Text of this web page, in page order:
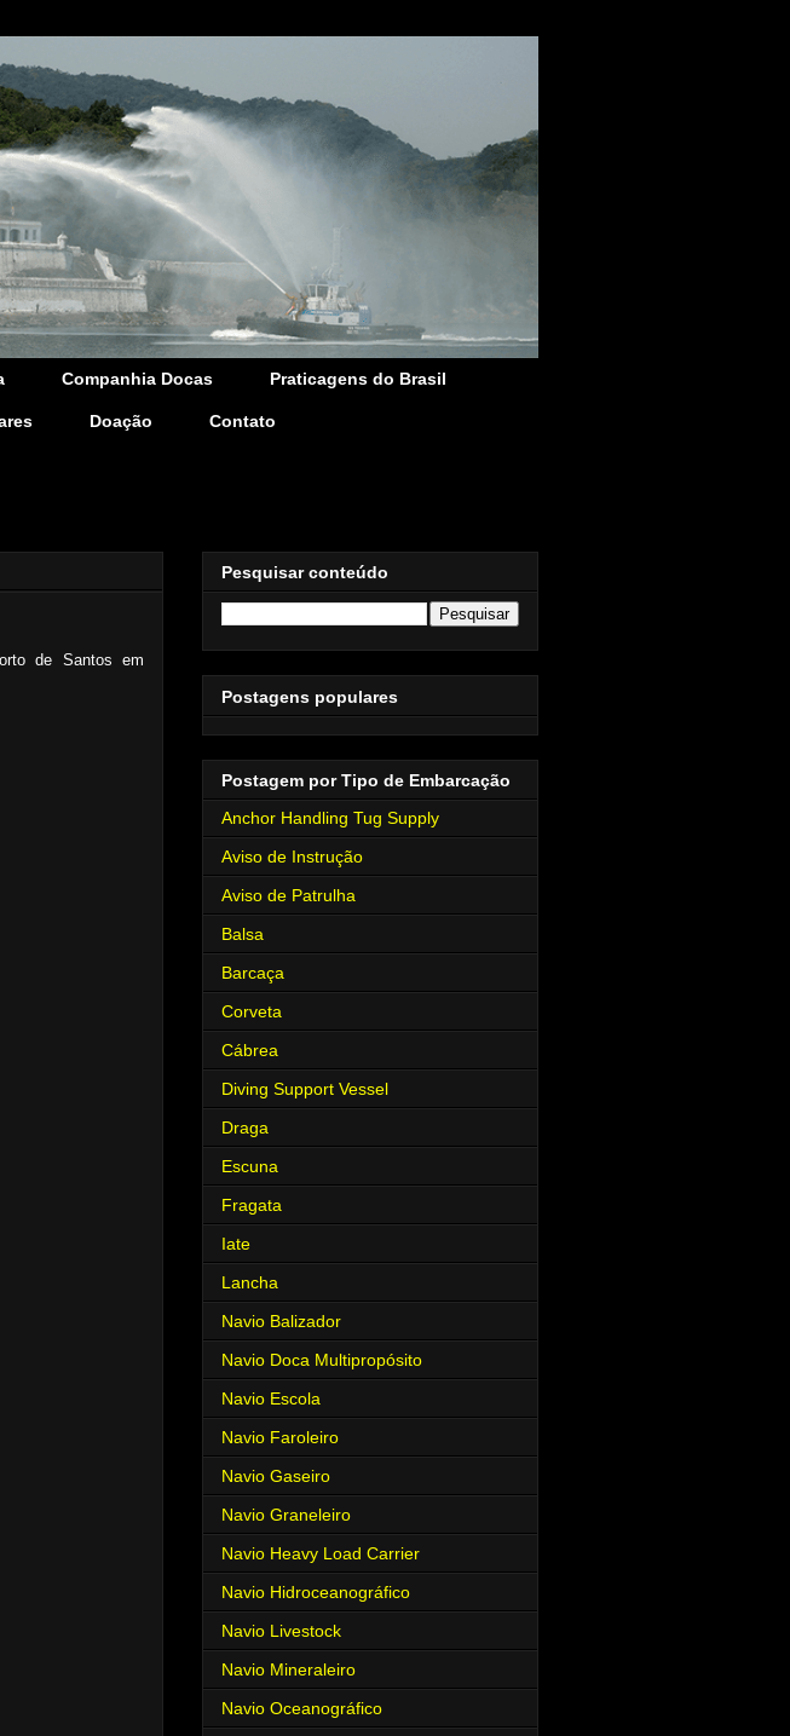
Companhia Docas Praticagens do Brasil
Doação Contato
de Santos em
Pesquisar conteúdo
Postagens populares
Postagem por Tipo de Embarcação
Anchor Handling Tug Supply
Aviso de Instrução
Aviso de Patrulha
Balsa
Barcaça
Corveta
Cábrea
Diving Support Vessel
Draga
Escuna
Fragata
Iate
Lancha
Navio Balizador
Navio Doca Multipropósito
Navio Escola
Navio Faroleiro
Navio Gaseiro
Navio Graneleiro
Navio Heavy Load Carrier
Navio Hidroceanográfico
Navio Livestock
Navio Mineraleiro
Navio Oceanográfico